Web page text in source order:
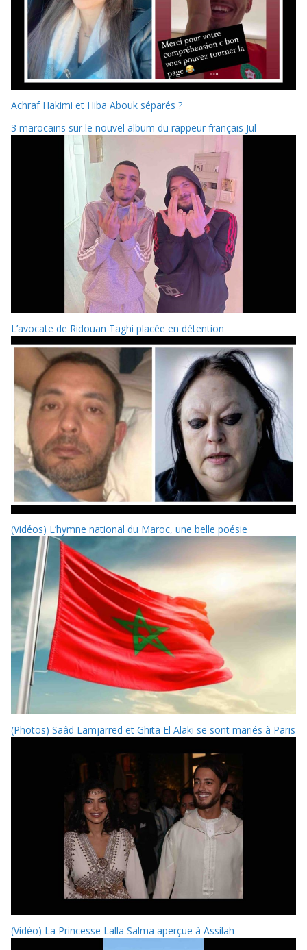
Achraf Hakimi et Hiba Abouk séparés ?
3 marocains sur le nouvel album du rappeur français Jul
L’avocate de Ridouan Taghi placée en détention
(Vidéos) L’hymne national du Maroc, une belle poésie
(Photos) Saâd Lamjarred et Ghita El Alaki se sont mariés à Paris
(Vidéo) La Princesse Lalla Salma aperçue à Assilah